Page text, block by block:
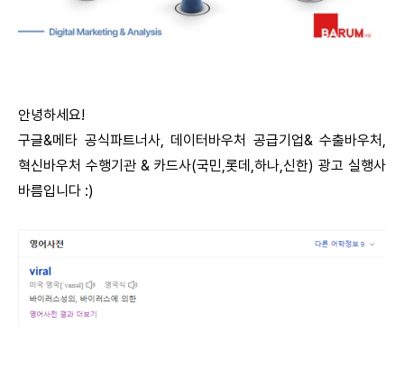
안녕하세요!
구글&메타 공식파트너사, 데이터바우처 공급기업& 수출바우처,
혁신바우처 수행기관 & 카드사(국민,롯데,하나,신한) 광고 실행사
바름입니다 :)